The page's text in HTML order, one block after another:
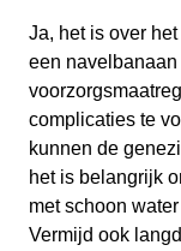
Ja, het is over
een
complicaties te
kunnen de
het is belangrijk
met schoon
Vermijd ook